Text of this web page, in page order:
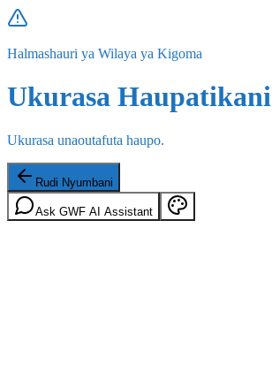
Halmashauri ya Wilaya ya Kigoma
Ukurasa Haupatikani
Ukurasa unaoutafuta haupo.
Rudi Nyumbani
Ask GWF AI Assistant